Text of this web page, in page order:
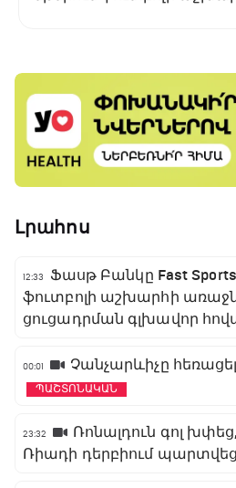
Լրահոս
12:33
Ֆասթ Բանկը Fast
ֆուտբոլի աշխարհի
ցուցադրման գլխավոր
00:01 Չանչարևիչը
ՊԱՇՏՈՆԱԿԱՆ
23:32
Ռոնալդուն գոլ
Ռիադի դերբիում պարտվեց